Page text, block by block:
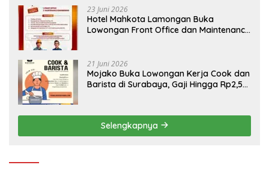
23 Juni 2026
Hotel Mahkota Lamongan Buka
Lowongan Front Office dan Maintenance
21 Juni 2026
Mojako Buka Lowongan Kerja Cook dan
Barista di Surabaya, Gaji Hingga Rp2,5
Selengkapnya